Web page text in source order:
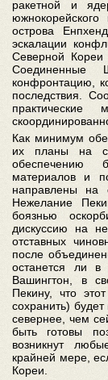
ракетной и
острова
эскалации
Северной Кореи
конфронтацию,
последствия.
Как минимум обе
их планы на
обеспечению
материалов и
направлены на
Нежелание
боязнью
дискуссию на
отставных
после
останется ли в
Вашингтон, в
Пекину, что
сохранить)
севернее, чем
быть готовы
возникнут
крайней мере,
Кореи.